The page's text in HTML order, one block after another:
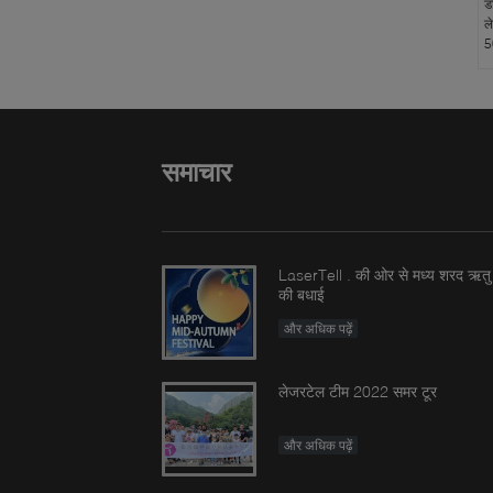
समाचार
LaserTell . की ओर से मध्य शरद ऋतु
की बधाई
और अधिक पढ़ें
लेजरटेल टीम 2022 समर टूर
और अधिक पढ़ें